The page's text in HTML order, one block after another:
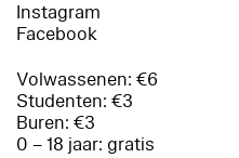
Instagram
Facebook
Volwassenen: €6
Studenten: €3
Buren: €3
0 – 18 jaar: gratis